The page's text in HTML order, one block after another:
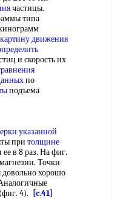
частицы.
типа
движения
и скорость их
по
подъема
указанной
при толщине
в 8 раз. На фиг.
Точки
хорошо
4).
[c.41]